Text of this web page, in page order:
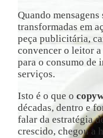
Quando
transformadas em
peça publicitária,
convencer o leitor
para o consumo de
serviços.
Isto é o que o
décadas, dentro e
falar da estratégia
crescido, chegou a